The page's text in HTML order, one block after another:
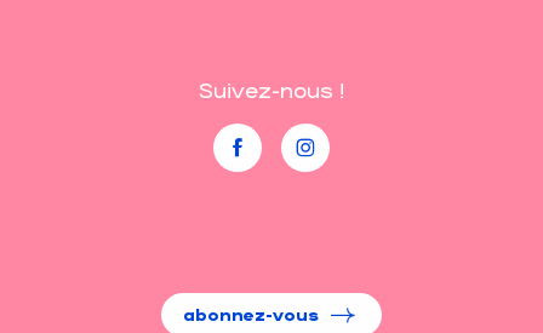
Suivez-nous !
abonnez-vous